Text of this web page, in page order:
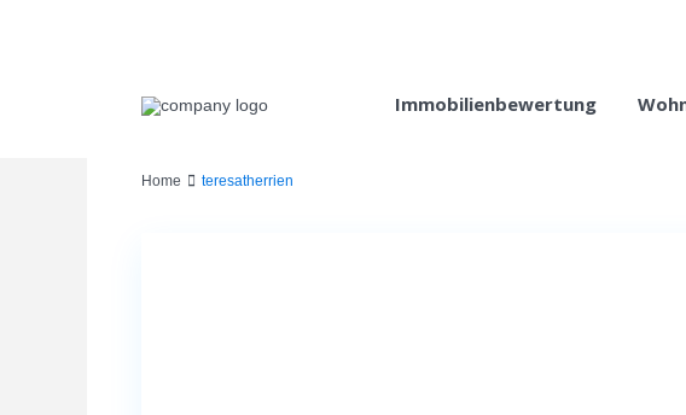
Immobilienbewertung
Home teresatherrien